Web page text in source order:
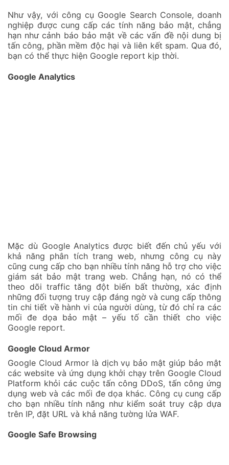
Như vậy, với công cụ Google Search Console, doanh
nghiệp được cung cấp các tính năng bảo mật, chẳng
hạn như cảnh báo bảo mật về các vấn đề nội dung bị
tấn công, phần mềm độc hại và liên kết spam. Qua đó,
bạn có thể thực hiện Google report kịp thời.
Google Analytics
Mặc dù Google Analytics được biết đến chủ yếu với
khả năng phân tích trang web, nhưng công cụ này
cũng cung cấp cho bạn nhiều tính năng hỗ trợ cho việc
giám sát bảo mật trang web. Chẳng hạn, nó có thể
theo dõi traffic tăng đột biến bất thường, xác định
những đối tượng truy cập đáng ngờ và cung cấp thông
tin chi tiết về hành vi của người dùng, từ đó chỉ ra các
mối đe dọa bảo mật – yếu tố cần thiết cho việc
Google report.
Google Cloud Armor
Google Cloud Armor là dịch vụ bảo mật giúp bảo mật
các website và ứng dụng khởi chạy trên Google Cloud
Platform khỏi các cuộc tấn công DDoS, tấn công ứng
dụng web và các mối đe dọa khác. Công cụ cung cấp
cho bạn nhiều tính năng như kiểm soát truy cập dựa
trên IP, đặt URL và khả năng tường lửa WAF.
Google Safe Browsing